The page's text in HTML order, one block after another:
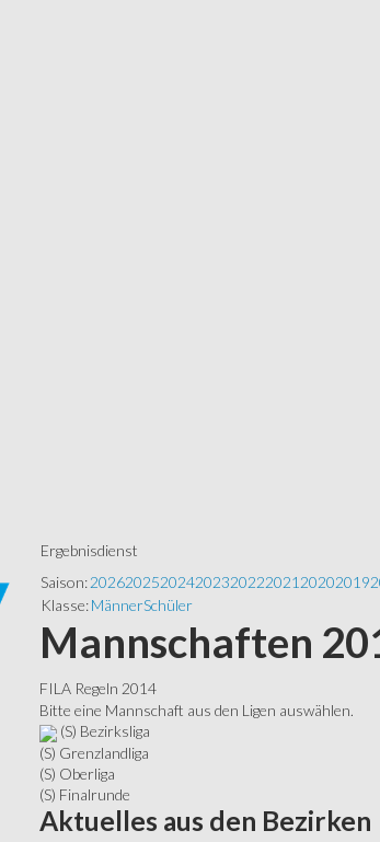
Ergebnisdienst
Saison: 202620252024202320222021 20202019
Klasse: MännerSchüler
Mannschaften
FILA Regeln 2014
Bitte eine Mannschaft aus den Ligen auswählen.
(S) Bezirksliga
(S) Grenzlandliga
(S) Oberliga
(S) Finalrunde
Aktuelles aus den Bezirken